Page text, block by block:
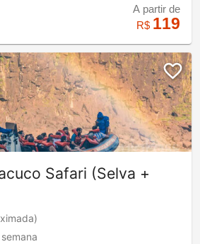
A partir de
R$ 119
Safari (Selva +